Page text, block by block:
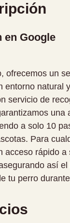
en Google
ofrecemos un
entorno natural
servicio de
una
a solo 10
Para
acceso rápido a
así
tu perro